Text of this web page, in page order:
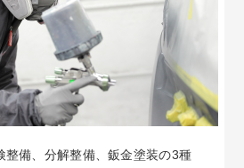
整備、分解整備、鈑金塗装の3種